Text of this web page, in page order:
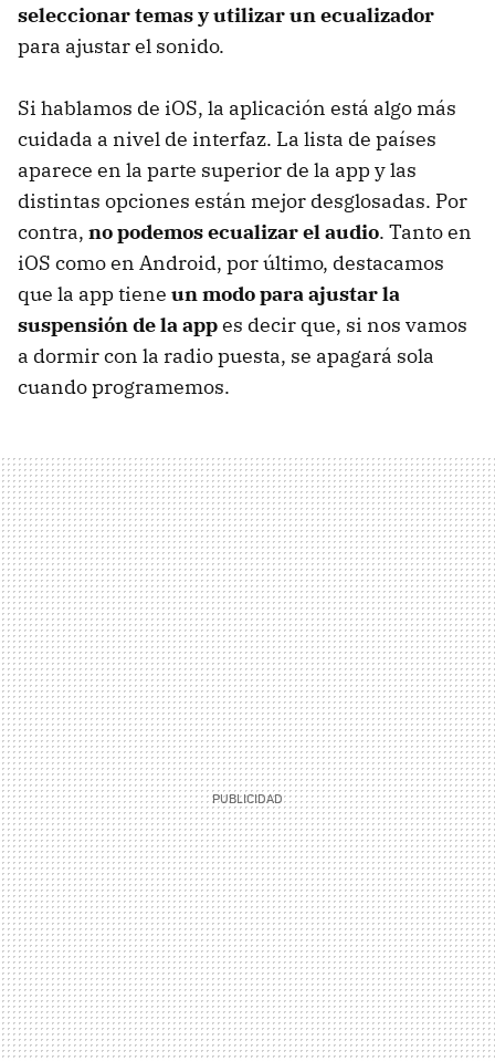
seleccionar temas y utilizar un ecualizador
para ajustar el sonido.
Si hablamos de iOS, la aplicación está algo más
cuidada a nivel de interfaz. La lista de países
aparece en la parte superior de la app y las
distintas opciones están mejor desglosadas. Por
contra, no podemos ecualizar el audio. Tanto en
iOS como en Android, por último, destacamos
que la app tiene un modo para ajustar la
suspensión de la appes decir que, si nos vamos
a dormir con la radio puesta, se apagará sola
cuando programemos.